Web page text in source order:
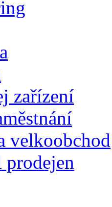
zařízení
velkoobchod
prodejen